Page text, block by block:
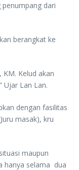
dari
berangkat ke
KM. Kelud akan
Ujar Lan Lan.
dengan fasilitas
masak), kru
maupun
hanya selama dua